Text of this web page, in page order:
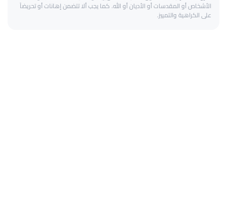
الأشخاص أو المقدسات أو الأديان أو الله. كما يجب ألا تتضمن إهانات أو تحريضاً
على الكراهية والتمييز.